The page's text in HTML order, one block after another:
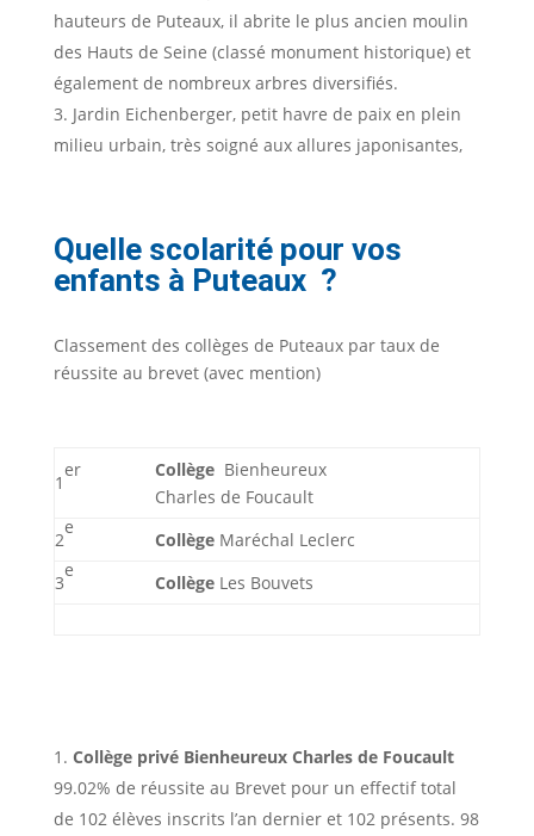
hauteurs de Puteaux, il abrite le plus ancien moulin
des Hauts de Seine (classé monument historique) et
également de nombreux arbres diversifiés.
Jardin Eichenberger, petit havre de paix en plein
milieu urbain, très soigné aux allures japonisantes,
Quelle scolarité pour vos
enfants à Puteaux ?
Classement des collèges de Puteaux par taux de
réussite au brevet (avec mention)
1
er CollègeBienheureux
Charles de Foucault
2
e
Collège Maréchal Leclerc
3
e
CollègeLes Bouvets
Collège privé Bienheureux Charles de Foucault
99.02% de réussite au Brevet pour un effectif total
de 102 élèves inscrits l’an dernier et 102 présents. 98